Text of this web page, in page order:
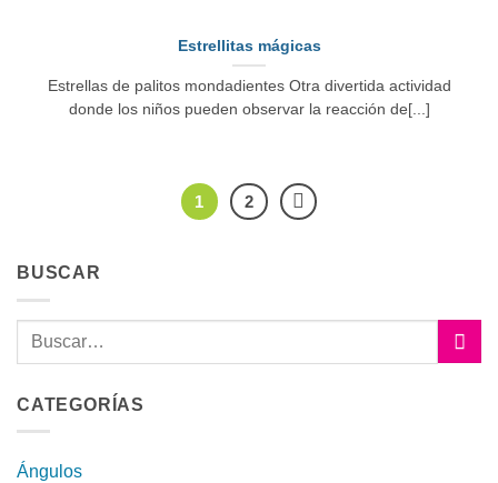
Estrellitas mágicas
Estrellas de palitos mondadientes Otra divertida actividad
donde los niños pueden observar la reacción de[...]
1 2
BUSCAR
CATEGORÍAS
Ángulos